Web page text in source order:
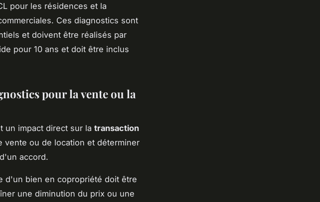
pour les résidences et la
Ces diagnostics sont
et doivent être réalisés par
pour 10 ans et doit être inclus
pour la vente ou la
un impact direct sur la transaction
ou de location et déterminer
accord.
d'un bien en copropriété doit être
une diminution du prix ou une